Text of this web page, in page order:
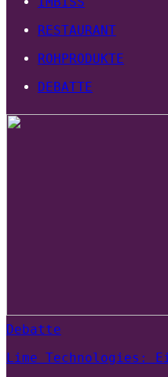
RESTAURANT
ROHPRODUKTE
DEBATTE
Debatte
Lime Technologies: